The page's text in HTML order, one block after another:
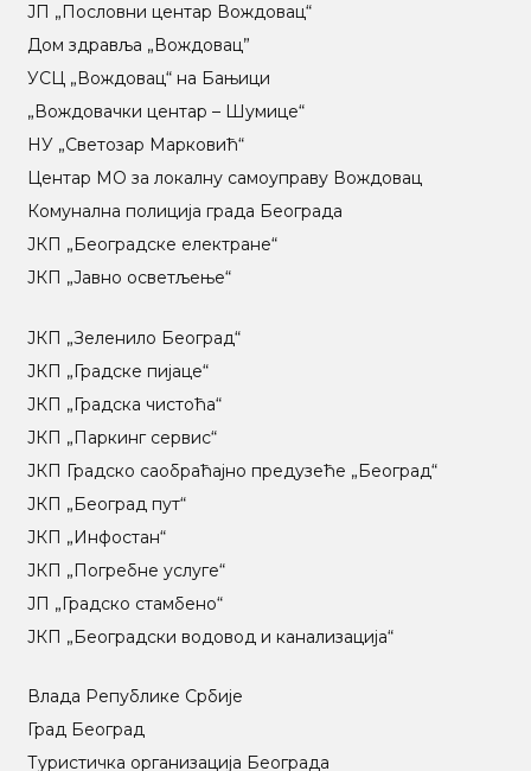
ЈП „Пословни центар Вождовац“
Дом здравља „Вождовац”
УСЦ „Вождовац“ на Бањици
„Вождовачки центар – Шумице“
НУ „Светозар Марковић“
Центар МO за локалну самоуправу Вождовац
Комунална полиција града Београда
ЈКП „Београдске електране“
ЈКП „Јавно осветљење“
ЈКП „Зеленило Београд“
ЈКП „Градске пијаце“
ЈКП „Градска чистоћа“
ЈКП „Паркинг сервис“
ЈКП Градско саобраћајно предузеће „Београд“
ЈКП „Београд пут“
ЈКП „Инфостан“
ЈКП „Погребне услуге“
ЈП „Градско стамбено“
ЈКП „Београдски водовод и канализација“
Влада Републике Србије
Град Београд
Туристичка организација Београда